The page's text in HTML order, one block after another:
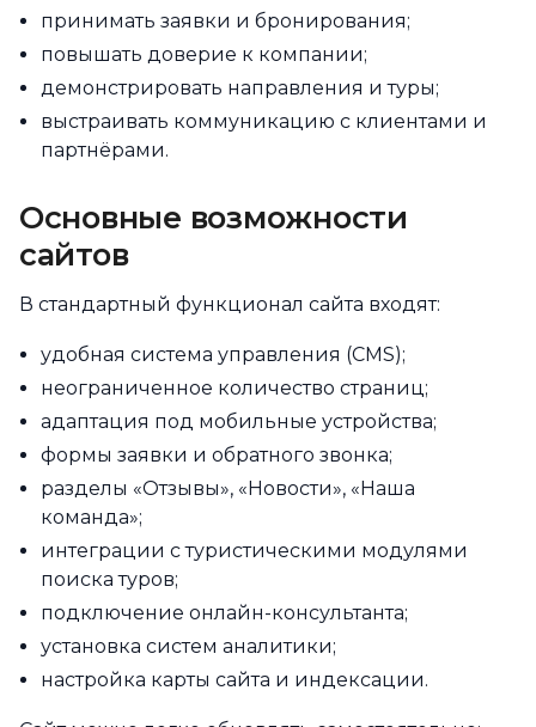
принимать заявки и бронирования;
повышать доверие к компании;
демонстрировать направления и туры;
выстраивать коммуникацию с клиентами и
партнёрами.
Основные возможности
сайтов
В стандартный функционал сайта входят:
удобная система управления (CMS);
неограниченное количество страниц;
адаптация под мобильные устройства;
формы заявки и обратного звонка;
разделы «Отзывы», «Новости», «Наша
команда»;
интеграции с туристическими модулями
поиска туров;
подключение онлайн-консультанта;
установка систем аналитики;
настройка карты сайта и индексации.